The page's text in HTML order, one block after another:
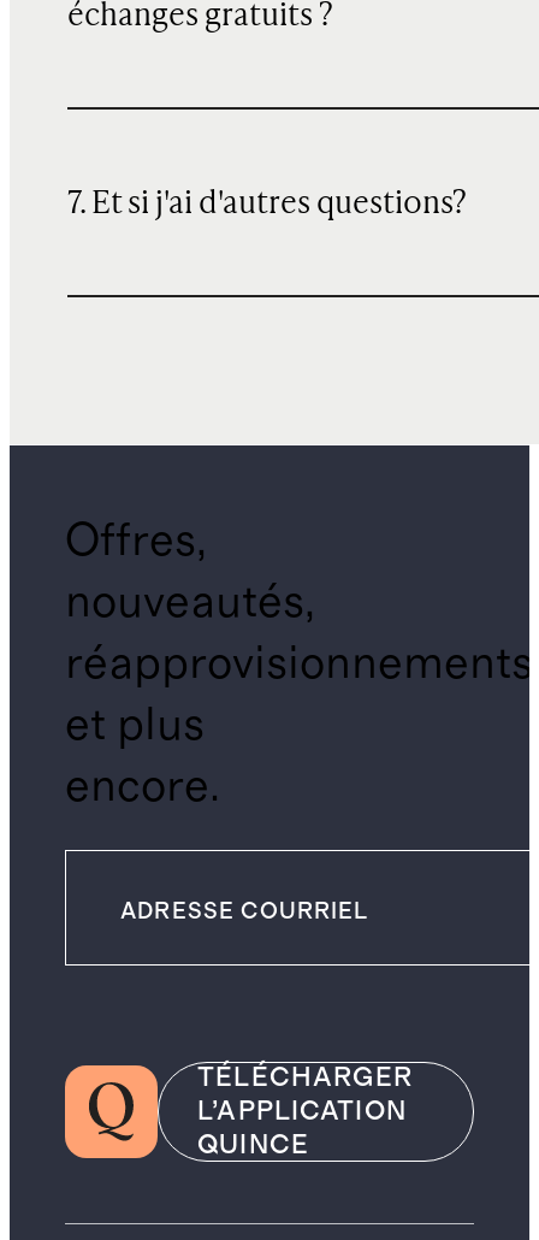
échanges gratuits ?
7. Et si j'ai d'autres questions?
Offres,
nouveautés,
réapprovisionnements
et plus
encore.
TÉLÉCHARGER
L’APPLICATION
QUINCE